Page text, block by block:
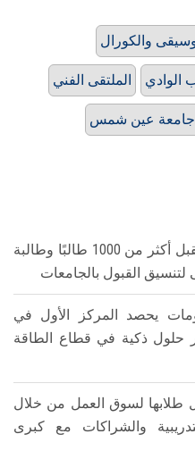
والكورال
الملتقى الفني الوادي
جامعة عين شمس
معامل التنسيق الإلكتروني تستقبل أكثر من 1000 طالبًا وطالبة
لتنسيق القبول بالجامعات
يحصد المركز الأول في
حلول ذكية في قطاع الطاقة
لسوق العمل من خلال
والشراكات مع كبرى